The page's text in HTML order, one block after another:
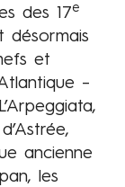
des 17e
désormais
et
–
ancienne
les